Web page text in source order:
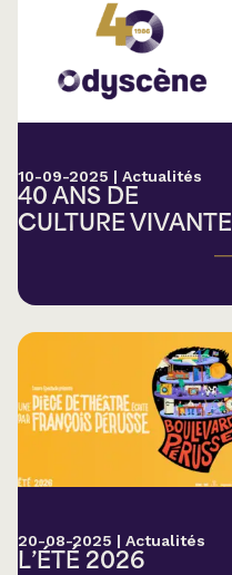
10-09-2025 | Actualités
40 ANS DE
CULTURE VIVANTE
20-08-2025 | Actualités
L’ÉTÉ 2026